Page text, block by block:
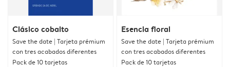
Clásico cobalto
Save the date | Tarjeta prémium
con tres acabados diferentes
Pack de 10 tarjetas
Esencia floral
Save the date | Tarjeta prémium
con tres acabados diferentes
Pack de 10 tarjetas